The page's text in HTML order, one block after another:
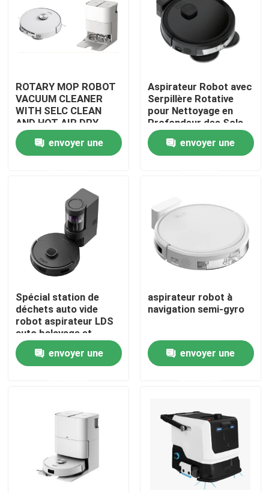
maison
Au sujet de nous
Visite d'usine
Contrôle de qualité
aspirateur de robot
ROTARY MOP ROBOT
VACUUM CLEANER
WITH SELC CLEAN
AND HOT AIR DRY
MOP
envoyer une
Aspirateur Robot avec
Serpillère Rotative
pour Nettoyage en
Profondeur des Sols
envoyer une
Spécial station de
déchets auto vide
robot aspirateur LDS
auto balayage et
nettoyage
envoyer une
aspirateur robot à
navigation semi-gyro
envoyer une